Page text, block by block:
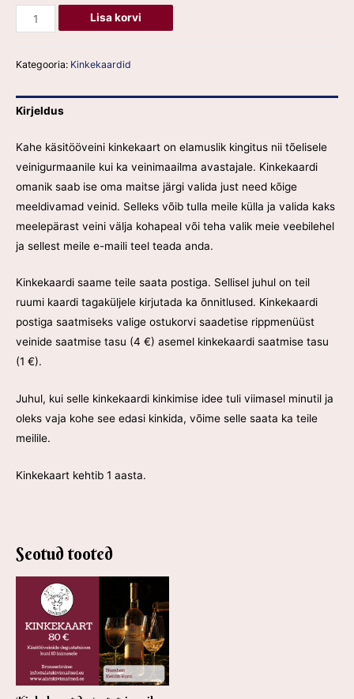
Lisa korvi
Kategooria: Kinkekaardid
Kirjeldus
Kahe käsitööveini kinkekaart on elamuslik kingitus nii tõelisele
veinigurmaanile kui ka veinimaailma avastajale. Kinkekaardi
omanik saab ise oma maitse järgi valida just need kõige
meeldivamad veinid. Selleks võib tulla meile külla ja valida kaks
meelepärast veini välja kohapeal või teha valik meie veebilehel
ja sellest meile e-maili teel teada anda.
Kinkekaardi saame teile saata postiga. Sellisel juhul on teil
ruumi kaardi tagaküljele kirjutada ka õnnitlused. Kinkekaardi
postiga saatmiseks valige ostukorvi saadetise rippmenüüst
veinide saatmise tasu (4 €) asemel kinkekaardi saatmise tasu
(1 €).
Juhul, kui selle kinkekaardi kinkimise idee tuli viimasel minutil ja
oleks vaja kohe see edasi kinkida, võime selle saata ka teile
meilile.
Kinkekaart kehtib 1 aasta.
Seotud tooted